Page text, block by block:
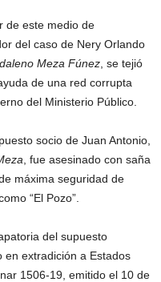
de este medio de
del caso de Nery Orlando
Meza Fúnez , se tejió
de una red corrupta
del Ministerio Público.
socio de Juan Antonio,
, fue asesinado con saña
máxima seguridad de
“El Pozo”.
del supuesto
en extradición a Estados
1506-19, emitido el 10 de